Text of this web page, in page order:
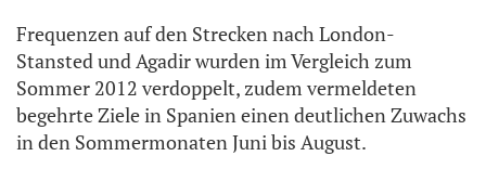
Frequenzen auf den Strecken nach London-
Stansted und Agadir wurden im Vergleich zum
Sommer 2012 verdoppelt, zudem vermeldeten
begehrte Ziele in Spanien einen deutlichen Zuwachs
in den Sommermonaten Juni bis August.